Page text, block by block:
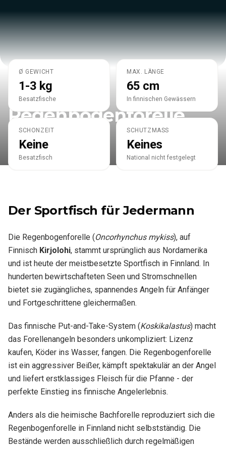
ONCORHYNCHUS MYKISS
Die
Regenbogenforelle
Ø GEWICHT
1-3 kg
Besatzfische
MAX. LÄNGE
65 cm
In finnischen Gewässern
SCHONZEIT
Keine
Besatzfisch
SCHUTZMASS
Keines
National nicht festgelegt
Der Sportfisch für Jedermann
Die Regenbogenforelle (Oncorhynchus mykiss), auf
Finnisch Kirjolohi, stammt ursprünglich aus Nordamerika
und ist heute der meistbesetzte Sportfisch in Finnland. In
hunderten bewirtschafteten Seen und Stromschnellen
bietet sie zugängliches, spannendes Angeln für Anfänger
und Fortgeschrittene gleichermaßen.
Das finnische Put-and-Take-System (Koskikalastus) macht
das Forellenangeln besonders unkompliziert: Lizenz
kaufen, Köder ins Wasser, fangen. Die Regenbogenforelle
ist ein aggressiver Beißer, kämpft spektakulär an der Angel
und liefert erstklassiges Fleisch für die Pfanne - der
perfekte Einstieg ins finnische Angelerlebnis.
Anders als die heimische Bachforelle reproduziert sich die
Regenbogenforelle in Finnland nicht selbstständig. Die
Bestände werden ausschließlich durch regelmäßigen